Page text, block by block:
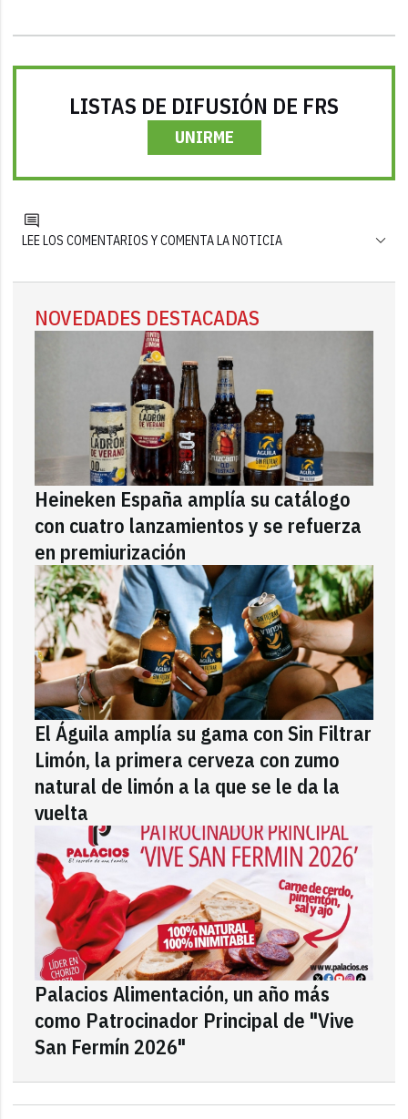
LISTAS DE DIFUSIÓN DE FRS
UNIRME
LEE LOS COMENTARIOS Y COMENTA LA NOTICIA
NOVEDADES DESTACADAS
Heineken España amplía su catálogo
con cuatro lanzamientos y se refuerza
en premiurización
El Águila amplía su gama con Sin Filtrar
Limón, la primera cerveza con zumo
natural de limón a la que se le da la
vuelta
Palacios Alimentación, un año más
como Patrocinador Principal de "Vive
San Fermín 2026"